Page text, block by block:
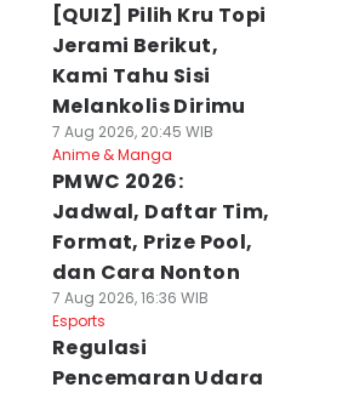
[QUIZ] Pilih Kru Topi
Jerami Berikut,
Kami Tahu Sisi
Melankolis Dirimu
7 Aug 2026, 20:45 WIB
Anime & Manga
PMWC 2026:
Jadwal, Daftar Tim,
Format, Prize Pool,
dan Cara Nonton
7 Aug 2026, 16:36 WIB
Esports
Regulasi
Pencemaran Udara